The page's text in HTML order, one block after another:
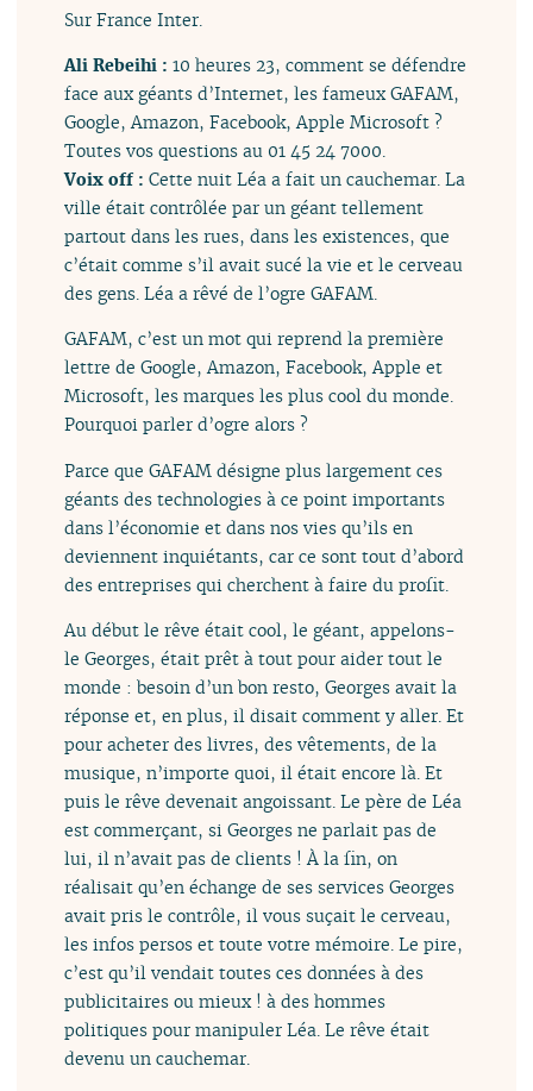
Sur France Inter.
Ali Rebeihi :10 heures 23, comment se défendre
face aux géants d’Internet, les fameux GAFAM,
Google, Amazon, Facebook, Apple Microsoft ?
Toutes vos questions au 01 45 24 7000.
Voix off :Cette nuit Léa a fait un cauchemar. La
ville était contrôlée par un géant tellement
partout dans les rues, dans les existences, que
c’était comme s’il avait sucé la vie et le cerveau
des gens. Léa a rêvé de l’ogre GAFAM.
GAFAM, c’est un mot qui reprend la première
lettre de Google, Amazon, Facebook, Apple et
Microsoft, les marques les plus cool du monde.
Pourquoi parler d’ogre alors ?
Parce que GAFAM désigne plus largement ces
géants des technologies à ce point importants
dans l’économie et dans nos vies qu’ils en
deviennent inquiétants, car ce sont tout d’abord
des entreprises qui cherchent à faire du profit.
Au début le rêve était cool, le géant, appelons-
le Georges, était prêt à tout pour aider tout le
monde : besoin d’un bon resto, Georges avait la
réponse et, en plus, il disait comment y aller. Et
pour acheter des livres, des vêtements, de la
musique, n’importe quoi, il était encore là. Et
puis le rêve devenait angoissant. Le père de Léa
est commerçant, si Georges ne parlait pas de
lui, il n’avait pas de clients ! À la fin, on
réalisait qu’en échange de ses services Georges
avait pris le contrôle, il vous suçait le cerveau,
les infos persos et toute votre mémoire. Le pire,
c’est qu’il vendait toutes ces données à des
publicitaires ou mieux ! à des hommes
politiques pour manipuler Léa. Le rêve était
devenu un cauchemar.